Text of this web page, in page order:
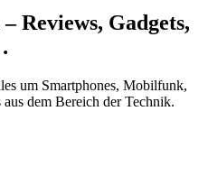
Reviews, Gadgets,
um Smartphones, Mobilfunk,
dem Bereich der Technik.